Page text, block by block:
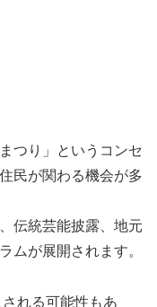
つり」というコンセ
民が関わる機会が多
伝統芸能披露、地元
ムが展開されます。
れる可能性もあ